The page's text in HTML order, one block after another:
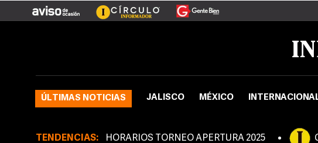
ÚLTIMAS NOTICIAS JALISCO MÉXICO
TENDENCIAS: HORARIOS TORNEO APERTURA 2025